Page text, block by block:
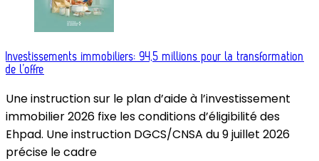
Investissements immobiliers: 94,5 millions pour la transformation
de l’offre
Une instruction sur le plan d’aide à l’investissement
immobilier 2026 fixe les conditions d’éligibilité des
Ehpad. Une instruction DGCS/CNSA du 9 juillet 2026
précise le cadre